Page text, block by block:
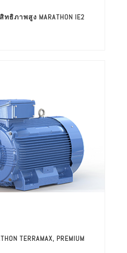
ภาพสูง MARATHON IE2
TERRAMAX, PREMIUM